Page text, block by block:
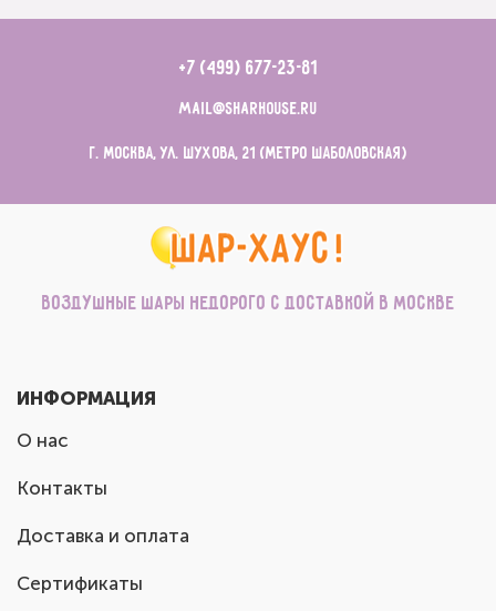
+7 (499) 677-23-81
mail@sharhouse.ru
г. Москва, ул. Шухова, 21 (метро Шаболовская)
Воздушные шары недорого с доставкой в Москве
ИНФОРМАЦИЯ
О нас
Контакты
Доставка и оплата
Сертификаты